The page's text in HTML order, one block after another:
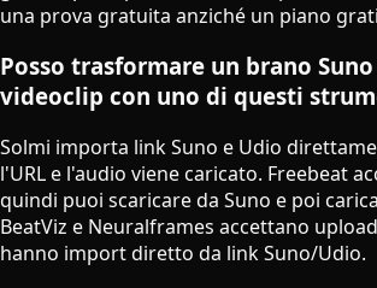
una prova gratuita anziché un piano
Posso trasformare un brano
videoclip con uno di questi
Solmi importa link Suno e Udio
l'URL e l'audio viene caricato. Freebeat
quindi puoi scaricare da Suno e poi
BeatViz e Neuralframes accettano
hanno import diretto da link Suno/Udio.